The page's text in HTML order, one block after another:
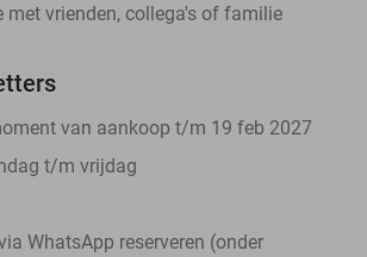
met vrienden, collega's of familie
van aankoop t/m 19 feb 2027
t/m vrijdag
WhatsApp reserveren (onder